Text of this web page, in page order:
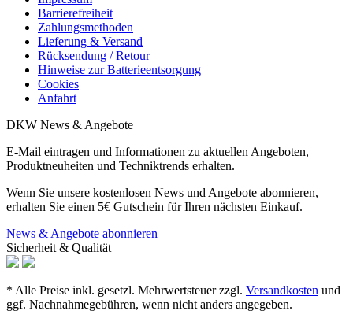
Barrierefreiheit
Zahlungsmethoden
Lieferung & Versand
Rücksendung / Retour
Hinweise zur Batterieentsorgung
Cookies
Anfahrt
DKW News & Angebote
E-Mail eintragen und Informationen zu aktuellen Angeboten,
Produktneuheiten und Techniktrends erhalten.
Wenn Sie unsere kostenlosen News und Angebote abonnieren,
erhalten Sie einen 5€ Gutschein für Ihren nächsten Einkauf.
News & Angebote abonnieren
Sicherheit & Qualität
* Alle Preise inkl. gesetzl. Mehrwertsteuer zzgl. Versandkosten und
ggf. Nachnahmegebühren, wenn nicht anders angegeben.